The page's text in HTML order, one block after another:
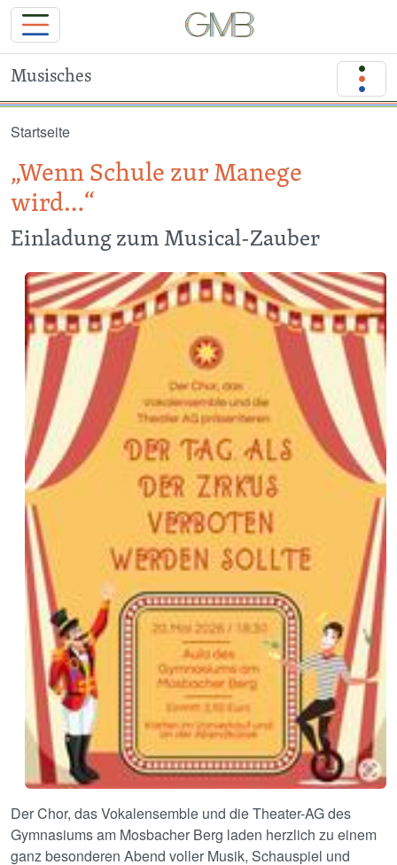
Musisches
Startseite
„Wenn Schule zur Manege
wird…“
Einladung zum Musical-Zauber
Image
Der Chor, das Vokalensemble und die Theater-AG des
Gymnasiums am Mosbacher Berg laden herzlich zu einem
ganz besonderen Abend voller Musik, Schauspiel und